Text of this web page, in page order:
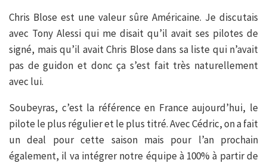
Chris Blose est une valeur sûre Américaine. Je discutais
avec Tony Alessi qui me disait qu’il avait ses pilotes de
signé, mais qu’il avait Chris Blose dans sa liste qui n’avait
pas de guidon et donc ça s’est fait très naturellement
avec lui.
Soubeyras, c’est la référence en France aujourd’hui, le
pilote le plus régulier et le plus titré. Avec Cédric, on a fait
un deal pour cette saison mais pour l’an prochain
également, il va intégrer notre équipe à 100% à partir de